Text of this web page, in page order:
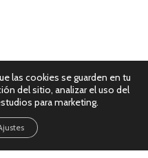
las cookies se guarden en tu
del sitio, analizar el uso del
para marketing.